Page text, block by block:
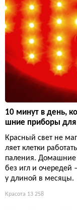
10 минут в день,
шние приборы для
Красный свет не
ляет клетки
паления. Домашние
без игл и очередей
у длиной в месяцы.
Красота 13 258